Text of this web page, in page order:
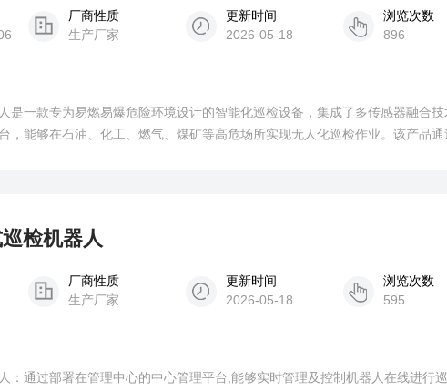
厂商性质
生产厂家
更新时间
2026-05-18
浏览次数
896
是一款专为易燃易爆危险环境设计的智能化巡检设备，集成了多传感器融合
，能够在石油、化工、燃气、煤矿等高危场所实现无人化巡检作业。该产品
检机器人
厂商性质
生产厂家
更新时间
2026-05-18
浏览次数
595
：通过部署在管理中心的中心管理平台,能够实时管理及控制机器人在线进行